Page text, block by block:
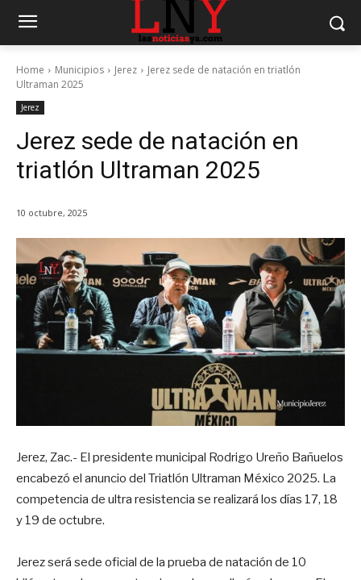
Home Municipios Jerez
Jerez sede de natación en triatlón
Ultraman 2025
Jerez
Jerez sede de natación en
triatlón Ultraman 2025
10 octubre, 2025
Jerez, Zac.- El presidente municipal Rodrigo Ureño Bañuelos
encabezó el anuncio del Triatlón Ultraman México 2025. La
competencia de ultra resistencia se realizará los días 17, 18
y 19 de octubre.
Jerez será sede oficial de la prueba de natación de 10